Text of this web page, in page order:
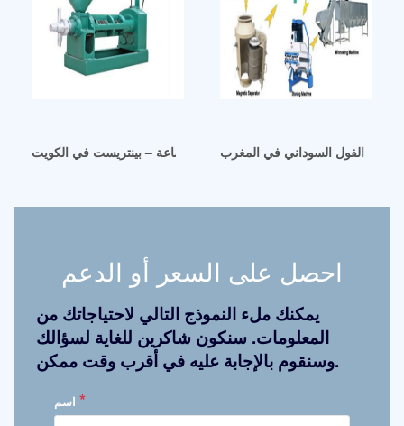
السوداني 1300 طن في الساعة – بينتريست في الكويت
زيت الفول السوداني في المغرب
احصل على السعر أو الدعم
يمكنك ملء النموذج التالي لاحتياجاتك من
المعلومات. سنكون شاكرين للغاية لسؤالك
وسنقوم بالإجابة عليه في أقرب وقت ممكن.
*